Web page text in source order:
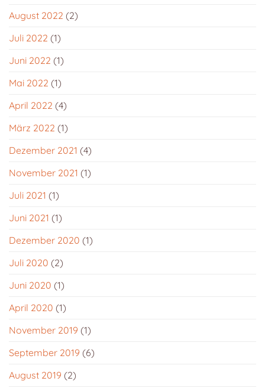
August 2022 (2)
Juli 2022 (1)
Juni 2022 (1)
Mai 2022 (1)
April 2022 (4)
März 2022 (1)
Dezember 2021 (4)
November 2021 (1)
Juli 2021 (1)
Juni 2021 (1)
Dezember 2020 (1)
Juli 2020 (2)
Juni 2020 (1)
April 2020 (1)
November 2019 (1)
September 2019 (6)
August 2019 (2)